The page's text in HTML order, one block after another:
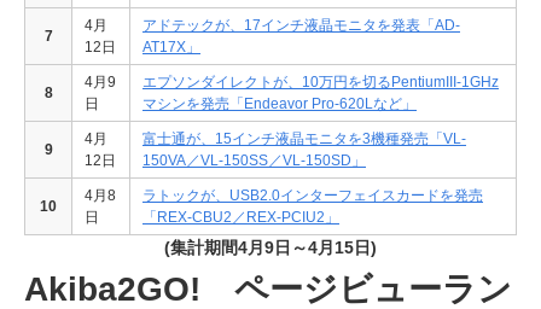
(集計期間4月9日～4月15日)
7
4月
12日
アドテックが、17インチ液晶モニタを発表「AD-
AT17X」
8
4月9
日
エプソンダイレクトが、10万円を切るPentiumIII-1GHz
マシンを発売「Endeavor Pro-620Lなど」
9
4月
12日
富士通が、15インチ液晶モニタを3機種発売「VL-
150VA／VL-150SS／VL-150SD」
10
4月8
日
ラトックが、USB2.0インターフェイスカードを発売
「REX-CBU2／REX-PCIU2」
Akiba2GO! ページビューラン